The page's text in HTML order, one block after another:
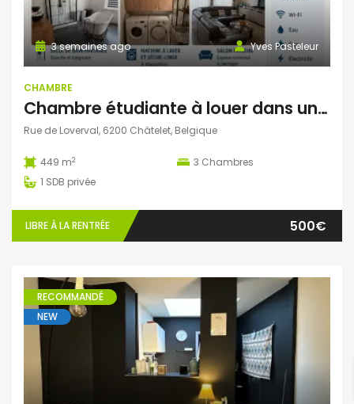
Yves Pasteleur
3 semaines ago
CHAMBRE
Chambre étudiante à louer dans une ambiance familiale – Châtelet
Rue de Loverval, 6200 Châtelet, Belgique
449 m2 3 Chambres
1 SDB privée
LIBRE À LA RENTRÉE 500€
RECOMMANDÉ
NEW